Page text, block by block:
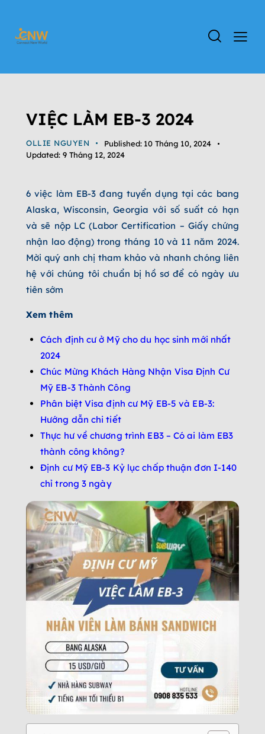
VIỆC LÀM EB-3 2024
OLLIE NGUYEN Published: 10 Tháng 10, 2024
Updated: 9 Tháng 12, 2024
6 việc làm EB-3 đang tuyển dụng tại các bang
Alaska, Wisconsin, Georgia với số suất có hạn
và sẽ nộp LC (Labor Certification – Giấy chứng
nhận lao động) trong tháng 10 và 11 năm 2024.
Mời quý anh chị tham khảo và nhanh chóng liên
hệ với chúng tôi chuẩn bị hồ sơ để có ngày ưu
tiên sớm
Xem thêm
Cách định cư ở Mỹ cho du học sinh mới nhất
2024
Chúc Mừng Khách Hàng Nhận Visa Định Cư
Mỹ EB-3 Thành Công
Phân biệt Visa định cư Mỹ EB-5 và EB-3:
Hướng dẫn chi tiết
Thực hư về chương trình EB3 – Có ai làm EB3
thành công không?
Định cư Mỹ EB-3 Kỷ lục chấp thuận đơn I-140
chỉ trong 3 ngày